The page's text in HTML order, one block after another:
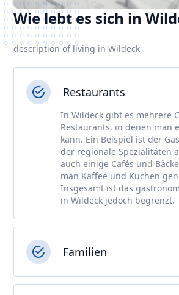
Wie lebt es sich in
description of living in Wildeck
Restaurants
In Wildeck gibt es mehrere
Restaurants, in denen man
kann. Ein Beispiel ist der
der regionale Spezialitäten
auch einige Cafés und
man Kaffee und Kuchen
Insgesamt ist das
in Wildeck jedoch begrenzt.
Familien